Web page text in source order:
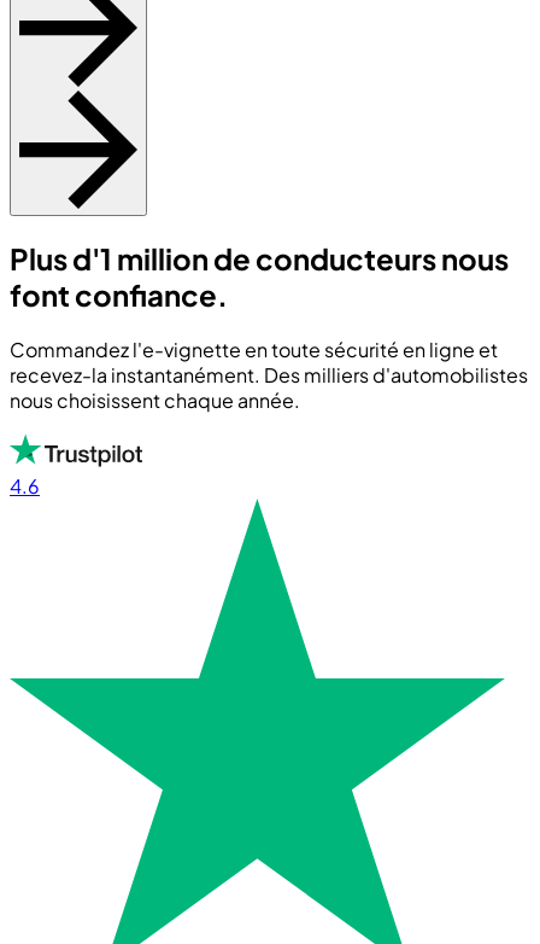
Plus d'1 million de conducteurs nous
font confiance.
Commandez l'e-vignette en toute sécurité en ligne et
recevez-la instantanément. Des milliers d'automobilistes
nous choisissent chaque année.
4.6